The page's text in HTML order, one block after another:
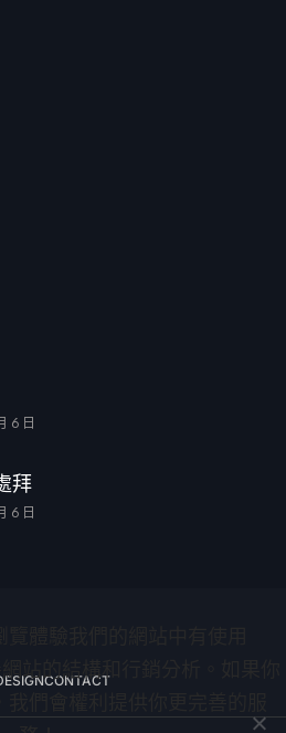
體驗我們的網站中有使用
6 日
拜
6 日
CONTACT